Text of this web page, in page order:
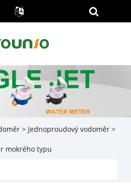
> Jednoproudový vodoměr>
mokrého typu